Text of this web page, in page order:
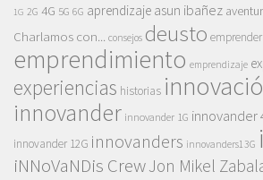
1G 2G 4G 5G 6G aprendizaje asun ibañez
Charlamos con... consejos deusto emprender
emprendimiento emprendizaje
experiencias historias
innovander innovander 1G innovander
innovander 12G innovanders innovanders13G
iNNoVaNDis CrewJon Mikel